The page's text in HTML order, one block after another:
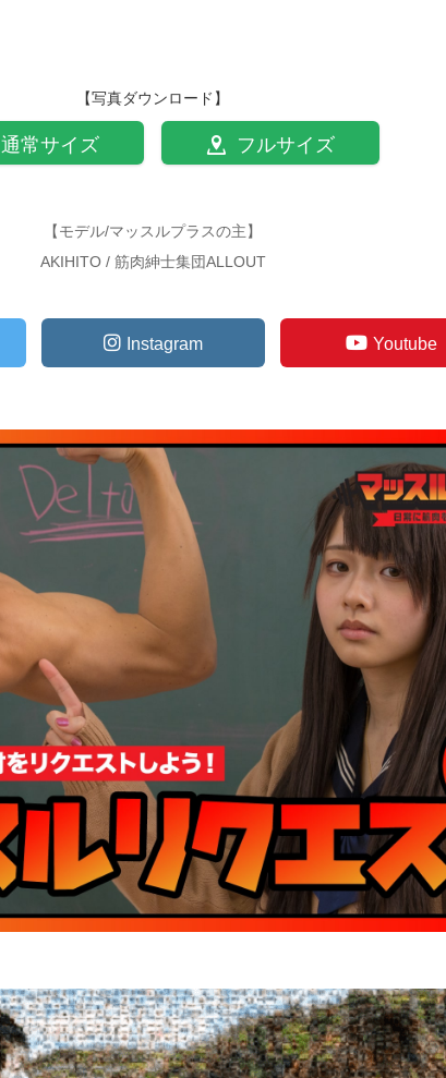
【写真ダウンロード】
通常サイズ フルサイズ
【モデル/マッスルプラスの主】
AKIHITO / 筋肉紳士集団ALLOUT
Instagram Youtube